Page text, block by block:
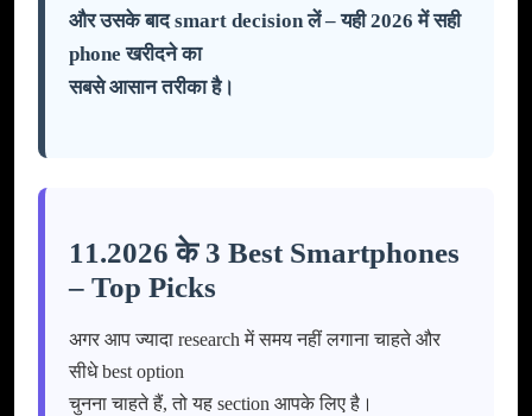
और उसके बाद smart decision लें – यही 2026 में सही
phone खरीदने का
सबसे आसान तरीका है।
11.2026 के 3 Best Smartphones
– Top Picks
अगर आप ज्यादा research में समय नहीं लगाना चाहते और
सीधे best option
चुनना चाहते हैं, तो यह section आपके लिए है।